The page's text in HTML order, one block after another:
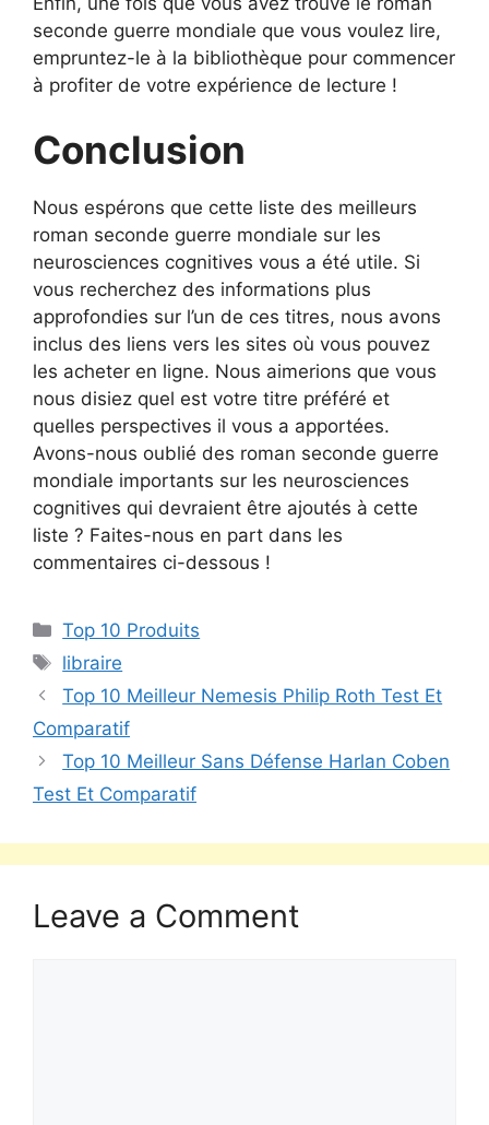
seconde guerre mondiale que vous voulez lire,
empruntez-le à la bibliothèque pour commencer
à profiter de votre expérience de lecture !
Conclusion
Nous espérons que cette liste des meilleurs
roman seconde guerre mondiale sur les
neurosciences cognitives vous a été utile. Si
vous recherchez des informations plus
approfondies sur l’un de ces titres, nous avons
inclus des liens vers les sites où vous pouvez
les acheter en ligne. Nous aimerions que vous
nous disiez quel est votre titre préféré et
quelles perspectives il vous a apportées.
Avons-nous oublié des roman seconde guerre
mondiale importants sur les neurosciences
cognitives qui devraient être ajoutés à cette
liste ? Faites-nous en part dans les
commentaires ci-dessous !
Top 10 Produits
libraire
Top 10 Meilleur Nemesis Philip Roth Test Et
Comparatif
Top 10 Meilleur Sans Défense Harlan Coben
Test Et Comparatif
Leave a Comment